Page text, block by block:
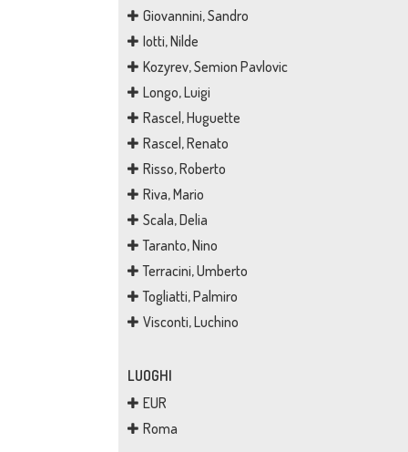
Giovannini, Sandro
Iotti, Nilde
Kozyrev, Semion Pavlovic
Longo, Luigi
Rascel, Huguette
Rascel, Renato
Risso, Roberto
Riva, Mario
Scala, Delia
Taranto, Nino
Terracini, Umberto
Togliatti, Palmiro
Visconti, Luchino
LUOGHI
EUR
Roma